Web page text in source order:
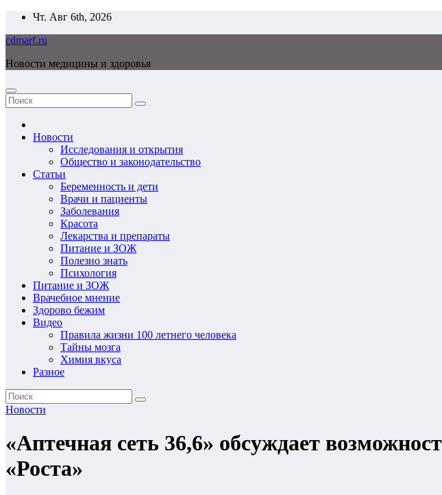
Перейти
содержимому
Чт. Авг 6th, 2026
cdmarf.ru
Новости медицины и здоровья
Новости
Исследования и открытия
Общество и законодательство
Статьи
Беременность и дети
Врачи и пациенты
Заболевания
Красота
Лекарства и препараты
Питание и ЗОЖ
Полезно знать
Психология
Питание и ЗОЖ
Врачебное мнение
Здорово бежим
Видео
Правила жизни 100 летнего человека
Тайны мозга
Химия вкуса
Разное
Новости
«Аптечная сеть 36,6» обсуждает
«Роста»